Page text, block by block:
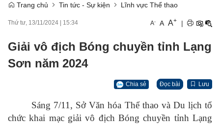
Trang chủ Tin tức - Sự kiện Lĩnh vực Thể thao
Thứ tư, 13/11/2024 15:34 A- A A+ |
Giải vô địch Bóng chuyền tỉnh Lạng
Sơn năm 2024
Chia sẻ Đọc bài Lưu
Sáng 7/11, Sở Văn hóa Thể thao và Du lịch tổ
chức khai mạc giải vô địch Bóng chuyền tỉnh Lạng